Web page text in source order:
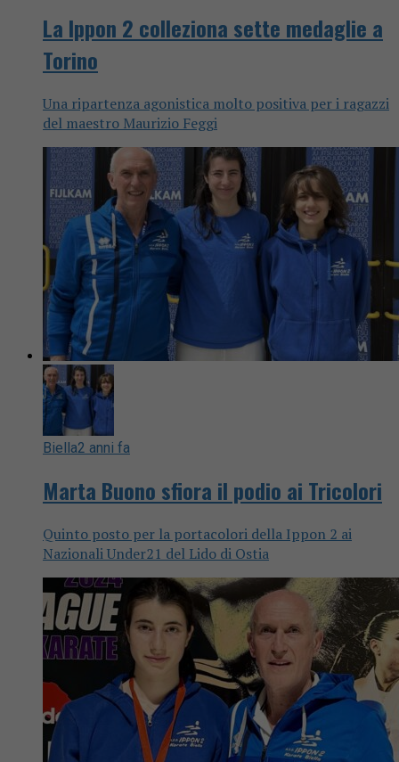
La Ippon 2 colleziona sette medaglie a
Torino
Una ripartenza agonistica molto positiva per i ragazzi
del maestro Maurizio Feggi
Biella2 anni fa
Marta Buono sfiora il podio ai Tricolori
Quinto posto per la portacolori della Ippon 2 ai
Nazionali Under21 del Lido di Ostia